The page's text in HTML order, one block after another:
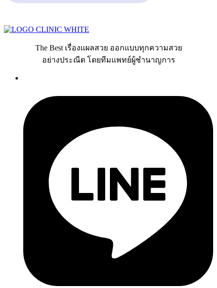
The Best เรื่องแผลสวย ออกแบบทุกความสวย
อย่างประณีต โดยทีมแพทย์ผู้ชำนาญการ